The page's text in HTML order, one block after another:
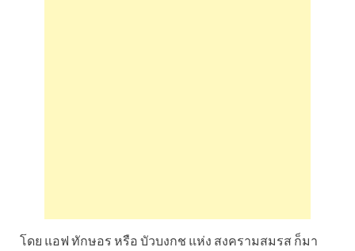
โดย แอฟ ทักษอร หรือ บัวบงกช แห่ง สงครามสมรส ก็มา